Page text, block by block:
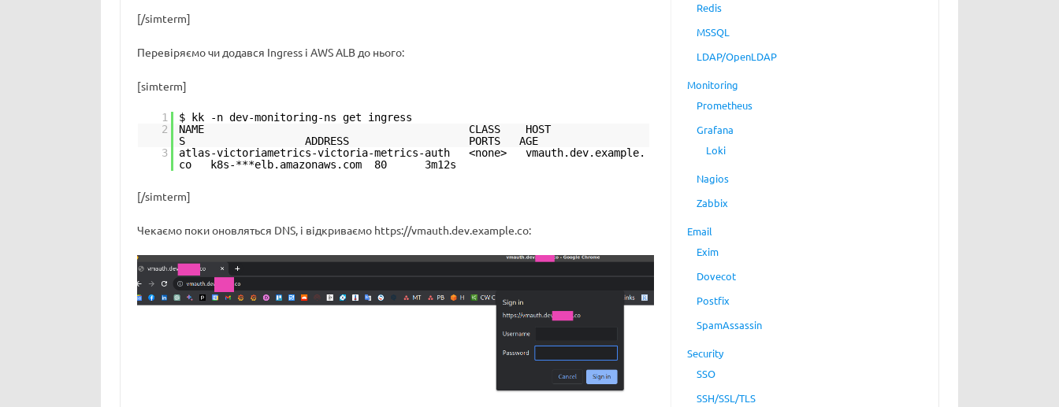
[/simterm]
Перевіряємо чи додався Ingress і AWS ALB до нього:
[simterm]
1
$ kk -n dev-monitoring-ns get ingress
2
NAME CLASS HOST
S ADDRESS PORTS AGE
3
atlas-victoriametrics-victoria-metrics-auth <none> vmauth.dev.example.
co k8s-***elb.amazonaws.com 80 3m12s
[/simterm]
Чекаємо поки оновляться DNS, і відкриваємо https://vmauth.dev.example.co:
Redis
MSSQL
LDAP/OpenLDAP
Monitoring
Prometheus
Grafana
Loki
Nagios
Zabbix
Email
Exim
Dovecot
Postfix
SpamAssassin
Security
SSO
SSH/SSL/TLS